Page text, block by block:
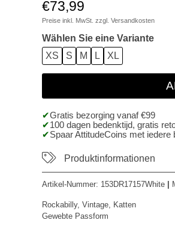
€73,99
Preise inkl. MwSt. zzgl. Versandkosten
Wählen Sie eine Variante
XS
S M L XL
Gratis bezorging vanaf €99
100 dagen bedenktijd, gratis
Spaar AttitudeCoins met iedere
Produktinformationen
Artikel-Nummer: 153DR17157White
Rockabilly, Vintage, Katten
Gewebte Passform